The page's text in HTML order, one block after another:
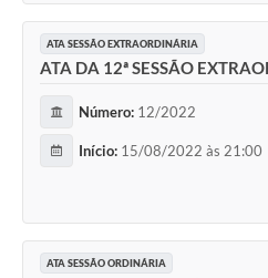
ATA SESSÃO EXTRAORDINÁRIA
ATA DA 12ª SESSÃO
Número: 12/2022
Início: 15/08/2022 às 21:00
ATA SESSÃO ORDINÁRIA